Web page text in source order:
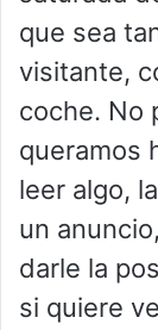
que sea
visitante,
coche. No
queramos
leer algo,
un
darle la
si quiere